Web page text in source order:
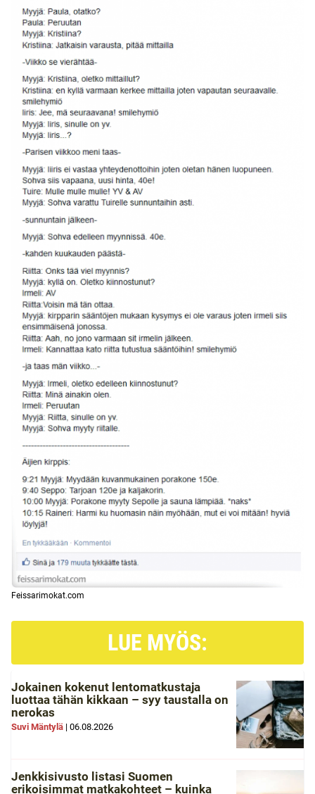
Feissarimokat.com
LUE MYÖS:
Jokainen kokenut lentomatkustaja
luottaa tähän kikkaan – syy taustalla on
nerokas
Suvi Mäntylä | 06.08.2026
Jenkkisivusto listasi Suomen
erikoisimmat matkakohteet – kuinka